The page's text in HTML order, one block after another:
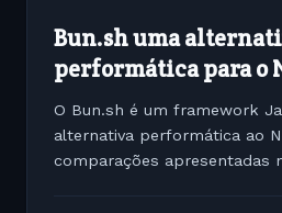
Bun.sh uma
performática para o
O Bun.sh é um framework
alternativa performática ao
comparações apresentadas